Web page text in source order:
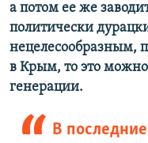
а потом ее же
политически
нецелесообразным,
в Крым, то это можно
генерации.
В